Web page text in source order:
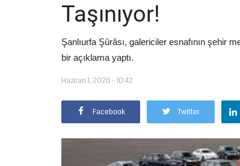
Taşınıyor!
Şanlıurfa Şûrâsı, galericiler esnafının şehir
bir açıklama yaptı.
Haziran 1, 2026 - 10:42
Facebook Twitter